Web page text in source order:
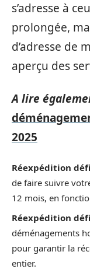
s’adresse à
prolongée,
d’adresse de
aperçu des
A lire
2025
Réexpédition
de faire suivre
12 mois, en
Réexpédition
déménagements
pour garantir la
entier.